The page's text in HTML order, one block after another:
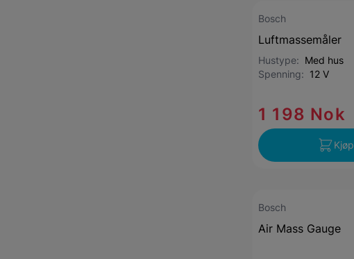
Bosch
Luftmassemåler
Hustype: Med hus
Spenning: 12 V
1 198 Nok
Kjøp
Bosch
Air Mass Gauge